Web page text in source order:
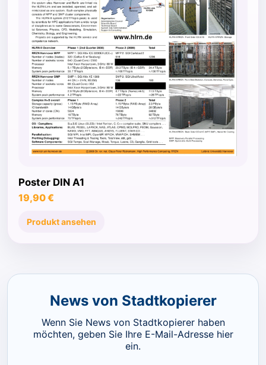
Poster DIN A1
19,90 €
Produkt ansehen
News von Stadtkopierer
Wenn Sie News von Stadtkopierer haben
möchten, geben Sie Ihre E-Mail-Adresse hier
ein.